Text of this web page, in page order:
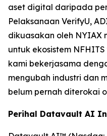
aset digital daripada
Pelaksanaan VerifyU,
dikuasakan oleh NYIAX
untuk ekosistem
kami bekerjasama
mengubah industri dan
belum pernah
Perihal Datavault AI